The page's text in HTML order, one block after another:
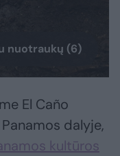
nuotraukų (6)
El Caño
dalyje,
kultūros